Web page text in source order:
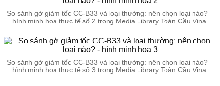
So sánh gờ giảm tốc CC-B33 và loại thường: nên chọn loại nào? –
hình minh họa thực tế số 2 trong Media Library Toàn Cầu Vina.
So sánh gờ giảm tốc CC-B33 và loại thường: nên chọn loại nào? –
hình minh họa thực tế số 3 trong Media Library Toàn Cầu Vina.